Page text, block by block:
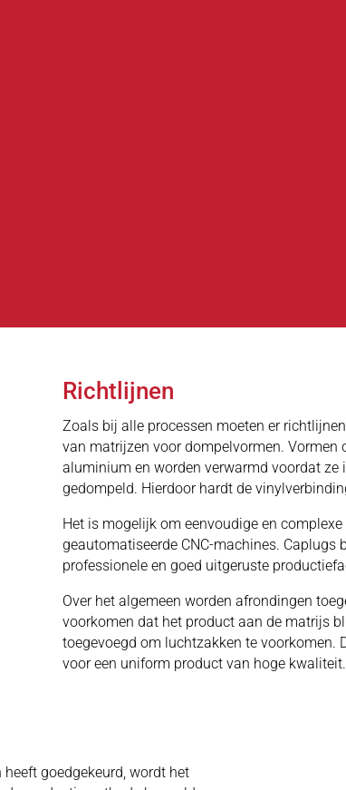
Richtlijnen
Zoals bij alle processen moeten er
van matrijzen voor dompelvormen.
aluminium en worden verwarmd voordat ze
gedompeld. Hierdoor hardt de
Het is mogelijk om eenvoudige en
geautomatiseerde CNC-machines. Caplugs
professionele en goed uitgeruste
Over het algemeen worden afrondingen
voorkomen dat het product aan de matrijs
toegevoegd om luchtzakken te voorkomen.
voor een uniform product van hoge kwaliteit.
goedgekeurd, wordt het